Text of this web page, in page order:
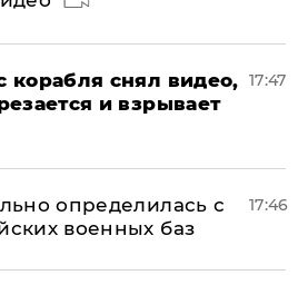
корабля снял видео,
и взрывает
17:47
определилась с
военных баз
17:46